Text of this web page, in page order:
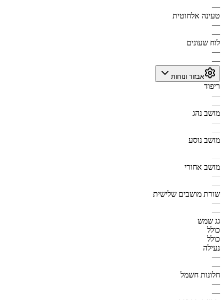
—
טעינה אלחוטית
—
—
לוח שעונים
—
—
אבזור ונוחות
ריפוד
—
—
מושב נהג
—
—
מושב נוסע
—
—
מושב אחורי
—
—
שורת מושבים שלישית
—
—
גג שמש
כולל
כולל
נעילה
—
—
חלונות חשמל
—
—